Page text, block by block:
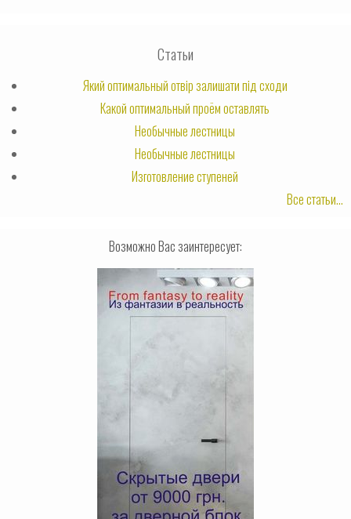
Статьи
Який оптимальный отвір залишати під сходи
Какой оптимальный проём оставлять
Необычные лестницы
Необычные лестницы
Изготовление ступеней
Все статьи...
Возможно Вас заинтересует: